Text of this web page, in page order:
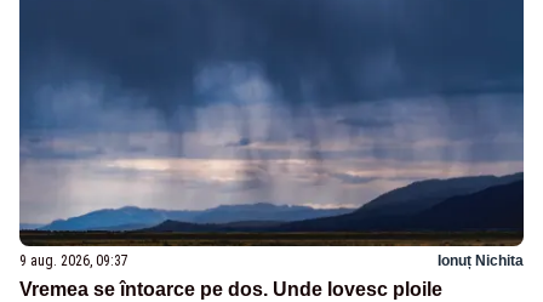
9 aug. 2026, 09:37 Ionuț Nichita
Vremea se întoarce pe dos. Unde lovesc ploile